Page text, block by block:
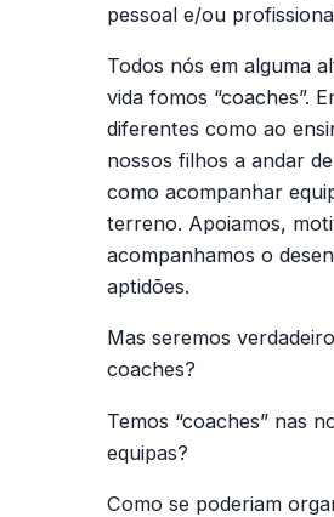
pessoal e/ou
Todos nós em alguma
vida fomos “coaches”.
diferentes como ao
nossos filhos a andar
como acompanhar
terreno. Apoiamos,
acompanhamos o
aptidões.
Mas seremos
coaches?
Temos “coaches” nas
equipas?
Como se poderiam